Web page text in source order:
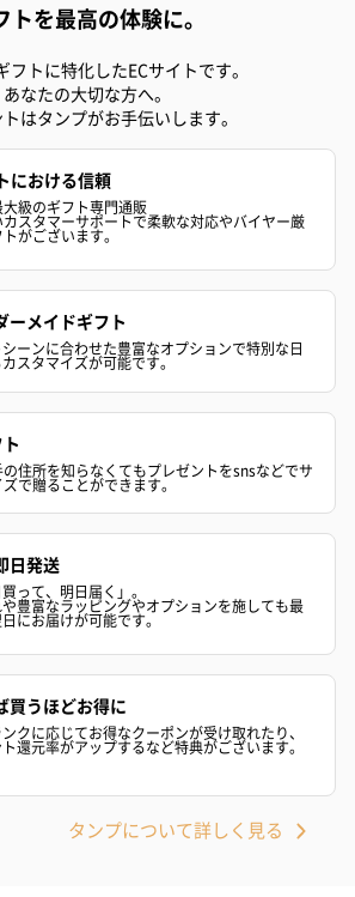
トを最高の体験に。
フトに特化したECサイトです。
あなたの大切な方へ。
はタンプがお手伝いします。
における信頼
大級のギフト専門通販
スタマーサポートで柔軟な対応やバイヤー厳
がございます。
ーメイドギフト
ーンに合わせた豊富なオプションで特別な日
スタマイズが可能です。
の住所を知らなくてもプレゼントをsnsなどでサ
で贈ることができます。
日発送
買って、明日届く」。
豊富なラッピングやオプションを施しても最
にお届けが可能です。
買うほどお得に
クに応じてお得なクーポンが受け取れたり、
還元率がアップするなど特典がございます。
タンプについて詳しく見る